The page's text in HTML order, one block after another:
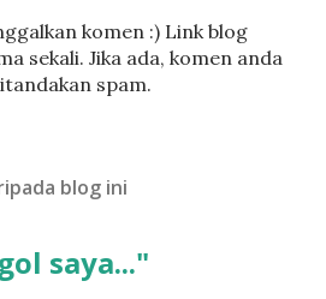
komen :) Link blog
sekali. Jika ada, komen anda
spam.
blog ini
saya..."